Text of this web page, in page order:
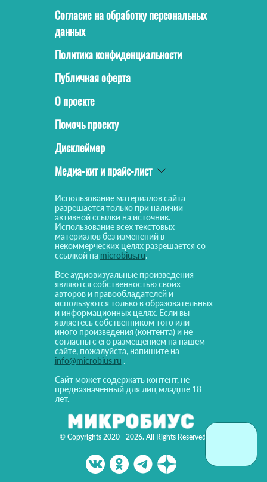
© Copyrights 2020 - 2026. All Rights Reserved!
Согласие на обработку персональных
данных
Политика конфиденциальности
Публичная оферта
О проекте
Помочь проекту
Дисклеймер
Медиа-кит и прайс-лист
Использование материалов сайта
разрешается только при наличии
активной ссылки на источник.
Использование всех текстовых
материалов без изменений в
некоммерческих целях разрешается со
ссылкой на microbius.ru.
Все аудиовизуальные произведения
являются собственностью своих
авторов и правообладателей и
используются только в образовательных
и информационных целях. Если вы
являетесь собственником того или
иного произведения (контента) и не
согласны с его размещением на нашем
сайте, пожалуйста, напишите на
info@microbius.ru .
Сайт может содержать контент, не
предназначенный для лиц младше 18
лет.